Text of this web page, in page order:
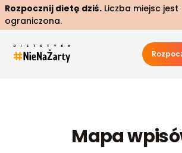
Rozpocznij dietę dziś. Liczba miejsc jest
ograniczona.
Mapa